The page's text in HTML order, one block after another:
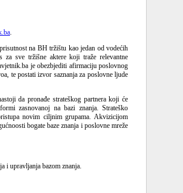
.
na BH tržištu kao jedan od vodećih
za sve tržišne aktere koji traže relevantne
je obezbjediti afirmaciju poslovnog
te postati izvor saznanja za poslovne ljude
da pronađe strateškog partnera koji će
zasnovanoj na bazi znanja. Strateško
novim ciljnim grupama. Akvizicijom
bogate baze znanja i poslovne mreže
i upravljanja bazom znanja.